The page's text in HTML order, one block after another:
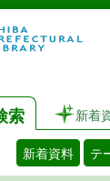
索 新着
新着資料 テ